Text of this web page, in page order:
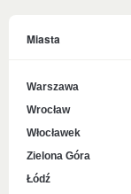
Miasta
Warszawa
Wrocław
Włocławek
Zielona Góra
Łódź